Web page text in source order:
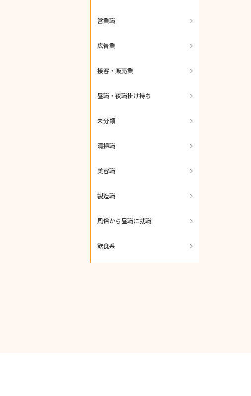
営業職
広告業
接客・販売業
昼職・夜職掛け持ち
未分類
清掃職
美容職
製造職
風俗から昼職に就職
飲食系